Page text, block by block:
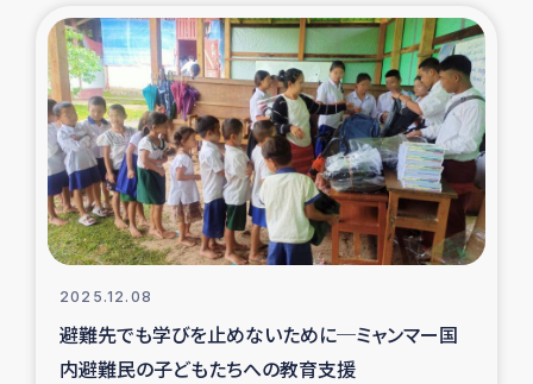
スリランカの南北女性をつなぐサリー・リサイクル・プロ
ジェクト
復興支援事業
民際教育事業
ガザ人道支援
2025.12.08
避難先でも学びを止めないために─ミャンマー国
内避難民の子どもたちへの教育支援